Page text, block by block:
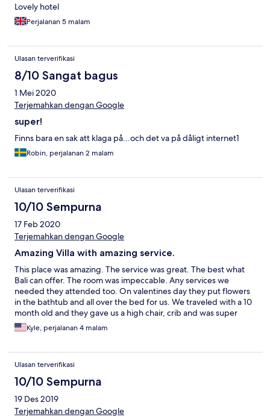
Lovely hotel
Perjalanan 5 malam
Ulasan terverifikasi
8/10 Sangat bagus
1 Mei 2020
Terjemahkan dengan Google
super!
Finns bara en sak att klaga på...och det va på dåligt internet1
Robin, perjalanan 2 malam
Ulasan terverifikasi
10/10 Sempurna
17 Feb 2020
Terjemahkan dengan Google
Amazing Villa with amazing service.
This place was amazing. The service was great. The best what
Bali can offer. The room was impeccable. Any services we
needed they attended too. On valentines day they put flowers
in the bathtub and all over the bed for us. We traveled with a 10
month old and they gave us a high chair, crib and was super
helpful. It's hard to complain about getting such great service.
Also outside the villa was surrounded by beautiful Rice terraces
was wifi in the room wasn't the best and paying to much for the
airport pickup however that is what we agreed to knowing we
could have got a taxi for cheaper. Other than that this place was
amazing. Breakfast was served on time every morning and
always amazing and cooked to our liking and staff went above
and beyond.
Kyle, perjalanan 4 malam
Ulasan terverifikasi
10/10 Sempurna
19 Des 2019
Terjemahkan dengan Google